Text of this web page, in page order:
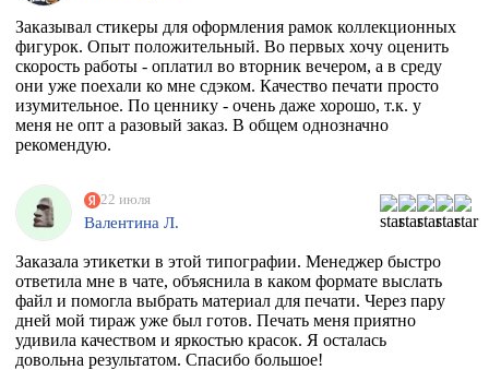
Заказывал стикеры для оформления рамок коллекционных
фигурок. Опыт положительный. Во первых хочу оценить
скорость работы - оплатил во вторник вечером, а в среду
они уже поехали ко мне сдэком. Качество печати просто
изумительное. По ценнику - очень даже хорошо, т.к. у
меня не опт а разовый заказ. В общем однозначно
рекомендую.
22 июля
Валентина Л.
Заказала этикетки в этой типографии. Менеджер быстро
ответила мне в чате, объяснила в каком формате выслать
файл и помогла выбрать материал для печати. Через пару
дней мой тираж уже был готов. Печать меня приятно
удивила качеством и яркостью красок. Я осталась
довольна результатом. Спасибо большое!